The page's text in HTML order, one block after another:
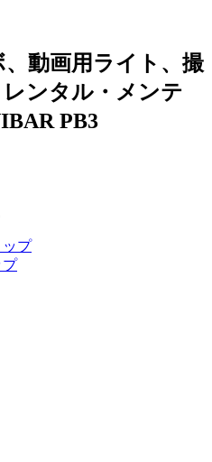
動画用ライト、撮
ンタル・メンテ
PB3